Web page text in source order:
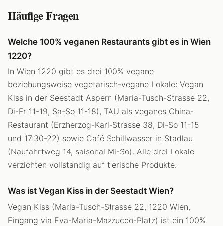
Häufige Fragen
Welche 100% veganen Restaurants gibt es in Wien
1220?
In Wien 1220 gibt es drei 100% vegane
beziehungsweise vegetarisch-vegane Lokale: Vegan
Kiss in der Seestadt Aspern (Maria-Tusch-Strasse 22,
Di-Fr 11-19, Sa-So 11-18), TAU als veganes China-
Restaurant (Erzherzog-Karl-Strasse 38, Di-So 11-15
und 17:30-22) sowie Café Schillwasser in Stadlau
(Naufahrtweg 14, saisonal Mi-So). Alle drei Lokale
verzichten vollstandig auf tierische Produkte.
Was ist Vegan Kiss in der Seestadt Wien?
Vegan Kiss (Maria-Tusch-Strasse 22, 1220 Wien,
Eingang via Eva-Maria-Mazzucco-Platz) ist ein 100%